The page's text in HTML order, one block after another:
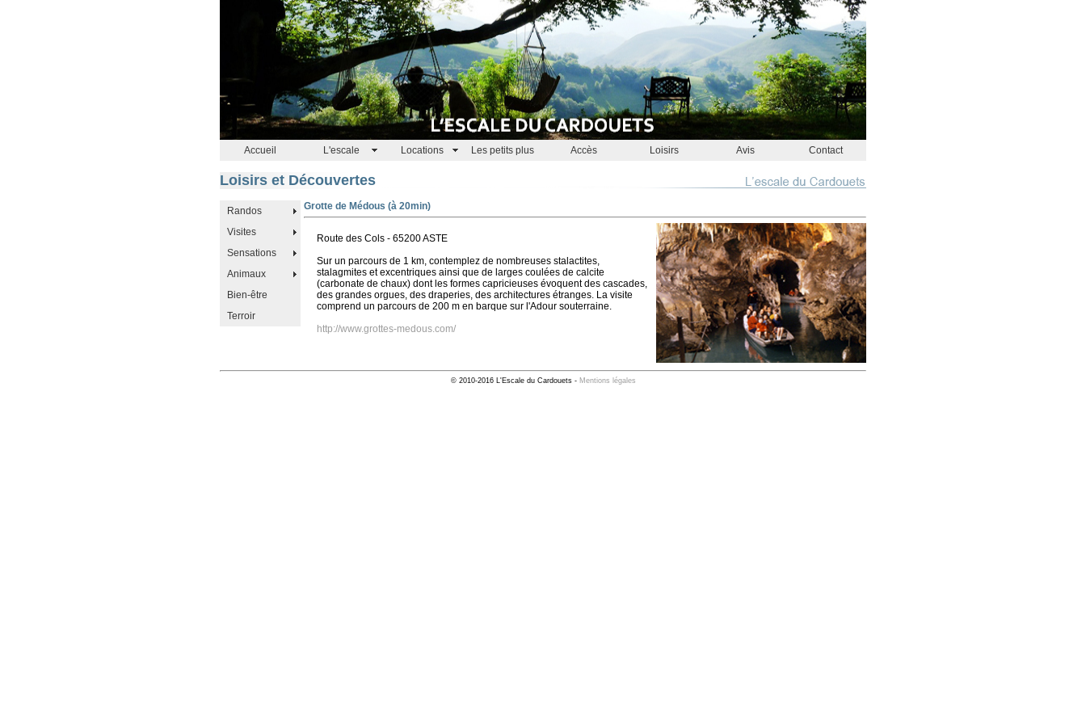
Accueil L'escale Locations Les petits plus Accès Loisirs Avis Contact
Loisirs et Découvertes
Randos
Visites
Sensations
Animaux
Bien-être
Terroir
Grotte de Médous (à 20min)
Route des Cols - 65200 ASTE
Sur un parcours de 1 km, contemplez de nombreuses stalactites,
stalagmites et excentriques ainsi que de larges coulées de calcite
(carbonate de chaux) dont les formes capricieuses évoquent des cascades,
des grandes orgues, des draperies, des architectures étranges. La visite
comprend un parcours de 200 m en barque sur l'Adour souterraine.
http://www.grottes-medous.com/
© 2010-2016 L'Escale du Cardouets - Mentions légales